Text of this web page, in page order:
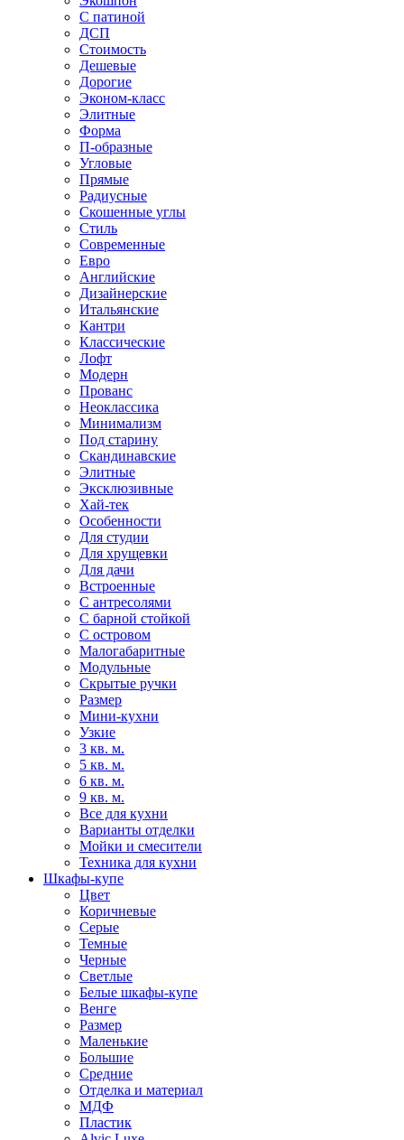
С патиной
ДСП
Стоимость
Дешевые
Дорогие
Эконом-класс
Элитные
Форма
П-образные
Угловые
Прямые
Радиусные
Скошенные углы
Стиль
Современные
Евро
Английские
Дизайнерские
Итальянские
Кантри
Классические
Лофт
Модерн
Прованс
Неоклассика
Минимализм
Под старину
Скандинавские
Элитные
Эксклюзивные
Хай-тек
Особенности
Для студии
Для хрущевки
Для дачи
Встроенные
С антресолями
С барной стойкой
С островом
Малогабаритные
Модульные
Скрытые ручки
Размер
Мини-кухни
Узкие
3 кв. м.
5 кв. м.
6 кв. м.
9 кв. м.
Все для кухни
Варианты отделки
Мойки и смесители
Техника для кухни
Шкафы-купе
Цвет
Коричневые
Серые
Темные
Черные
Светлые
Белые шкафы-купе
Венге
Размер
Маленькие
Большие
Средние
Отделка и материал
МДФ
Пластик